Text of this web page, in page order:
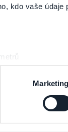
kdo vaše údaje
prstu)
. Svůj